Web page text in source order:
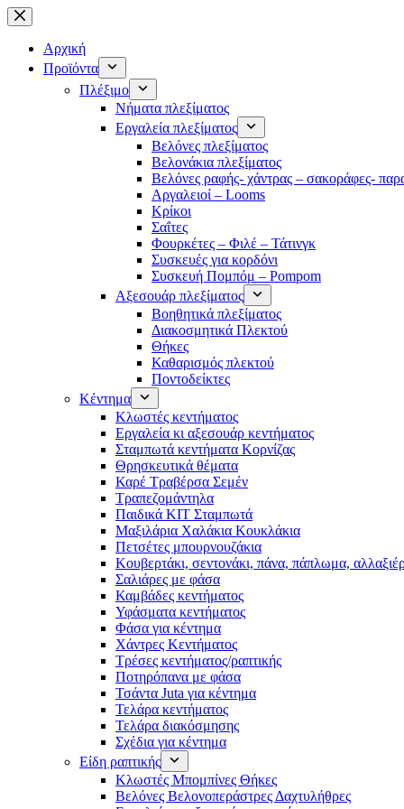
Μετάβαση
στο
περιεχόμενο
Αρχική
Προϊόντα
Πλέξιμο
Νήματα πλεξίματος
Εργαλεία πλεξίματος
Βελόνες πλεξίματος
Βελονάκια πλεξίματος
Βελόνες ραφής- χάντρας – σακοράφες-
Αργαλειοί – Looms
Κρίκοι
Σαΐτες
Φουρκέτες – Φιλέ – Τάτινγκ
Συσκευές για κορδόνι
Συσκευή Πομπόμ – Pompom
Αξεσουάρ πλεξίματος
Βοηθητικά πλεξίματος
Διακοσμητικά Πλεκτού
Θήκες
Καθαρισμός πλεκτού
Ποντοδείκτες
Κέντημα
Κλωστές κεντήματος
Eργαλεία κι αξεσουάρ κεντήματος
Σταμπωτά κεντήματα Κορνίζας
Θρησκευτικά θέματα
Καρέ Τραβέρσα Σεμέν
Τραπεζομάντηλα
Παιδικά KIT Σταμπωτά
Μαξιλάρια Χαλάκια Κουκλάκια
Πετσέτες μπουρνουζάκια
Κουβερτάκι, σεντονάκι, πάνα, πάπλωμα,
Σαλιάρες με φάσα
Καμβάδες κεντήματος
Υφάσματα κεντήματος
Φάσα για κέντημα
Χάντρες Κεντήματος
Τρέσες κεντήματος/ραπτικής
Ποτηρόπανα με φάσα
Τσάντα Juta για κέντημα
Τελάρα κεντήματος
Τελάρα διακόσμησης
Σχέδια για κέντημα
Είδη ραπτικής
Κλωστές Μπομπίνες Θήκες
Βελόνες Βελονοπεράστρες Δαχτυλήθρες